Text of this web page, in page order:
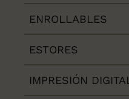
ENROLLABLES
ESTORES
IMPRESIÓN DIGITAL